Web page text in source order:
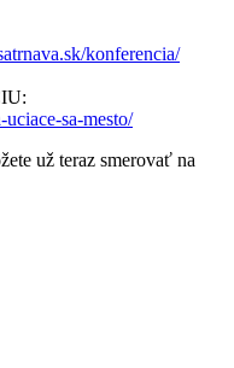
konferencia/
sa-mesto/
už teraz smerovať na